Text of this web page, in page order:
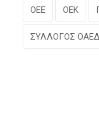
ΟΕΕ ΟΕΚ
ΣΥΛΛΟΓΟΣ ΟΑΕΔ